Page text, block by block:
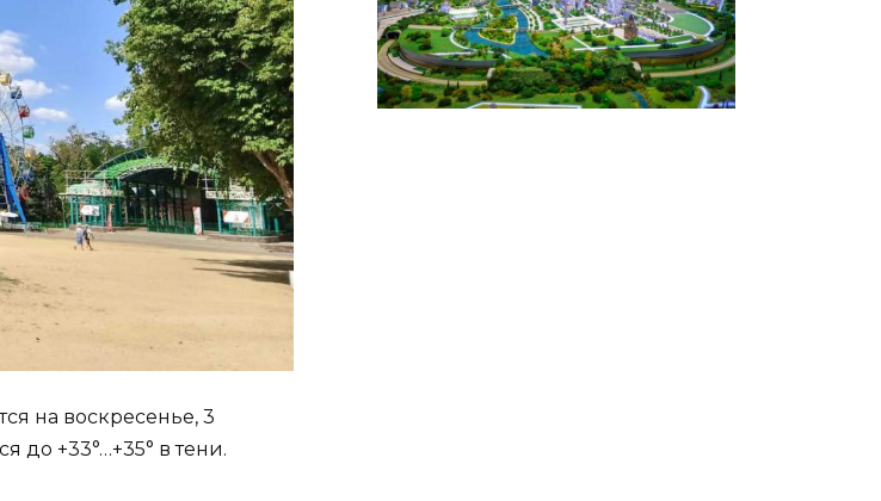
на воскресенье, 3
до +33°…+35° в тени.